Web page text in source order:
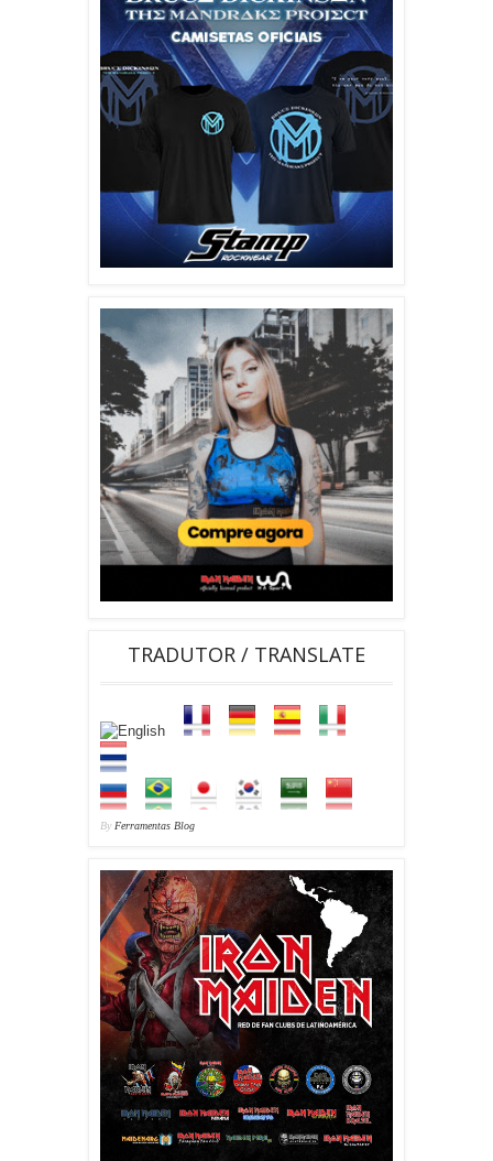
TRADUTOR / TRANSLATE
By Ferramentas Blog